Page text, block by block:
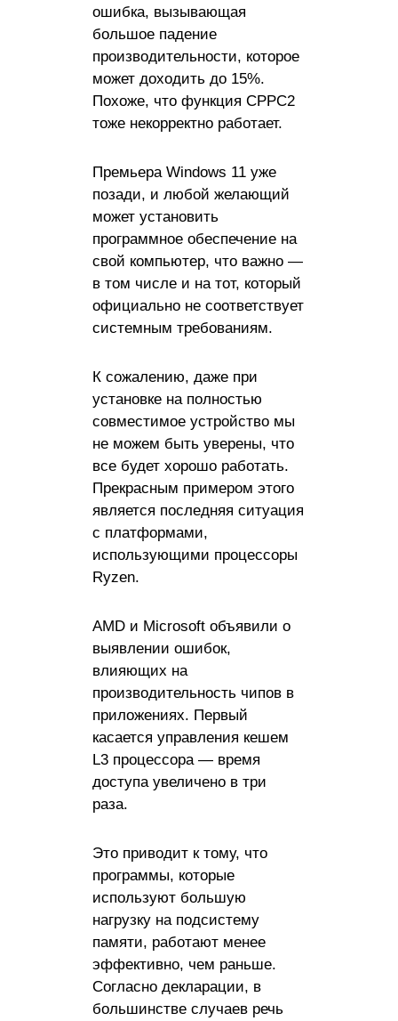
ошибка, вызывающая
большое падение
производительности, которое
может доходить до 15%.
Похоже, что функция CPPC2
тоже некорректно работает.
Премьера Windows 11 уже
позади, и любой желающий
может установить
программное обеспечение на
свой компьютер, что важно —
в том числе и на тот, который
официально не соответствует
системным требованиям.
К сожалению, даже при
установке на полностью
совместимое устройство мы
не можем быть уверены, что
все будет хорошо работать.
Прекрасным примером этого
является последняя ситуация
с платформами,
использующими процессоры
Ryzen.
AMD и Microsoft объявили о
выявлении ошибок,
влияющих на
производительность чипов в
приложениях. Первый
касается управления кешем
L3 процессора — время
доступа увеличено в три
раза.
Это приводит к тому, что
программы, которые
используют большую
нагрузку на подсистему
памяти, работают менее
эффективно, чем раньше.
Согласно декларации, в
большинстве случаев речь